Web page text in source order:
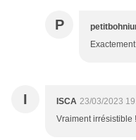
P
I ISCA 23/03/2023
Vraiment irrésistible !